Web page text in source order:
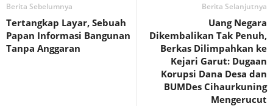
Berita Sebelumnya
Tertangkap Layar, Sebuah
Papan Informasi Bangunan
Tanpa Anggaran
Berita Selanjutnya
Uang Negara
Dikembalikan Tak Penuh,
Berkas Dilimpahkan ke
Kejari Garut: Dugaan
Korupsi Dana Desa dan
BUMDes Cihaurkuning
Mengerucut